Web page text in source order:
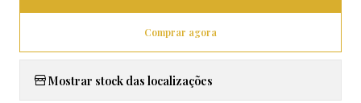
Comprar agora
Mostrar stock das localizações